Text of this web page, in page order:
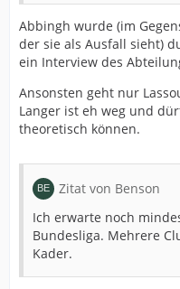
Abbingh wurde (im
der sie als Ausfall sieht)
ein Interview des
Ansonsten geht nur
Langer ist eh weg und
theoretisch können.
Zitat von Benson
Ich erwarte noch
Bundesliga. Mehrere
Kader.